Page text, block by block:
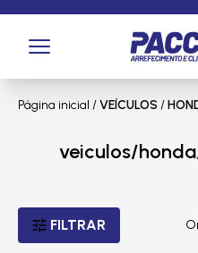
Página inicial /VEÍCULOS /
veiculos/
FILTRAR